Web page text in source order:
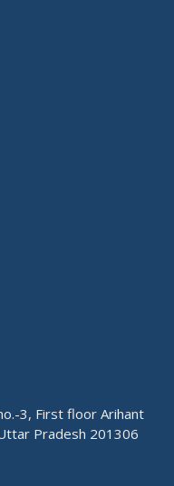
3, First floor Arihant
Pradesh 201306